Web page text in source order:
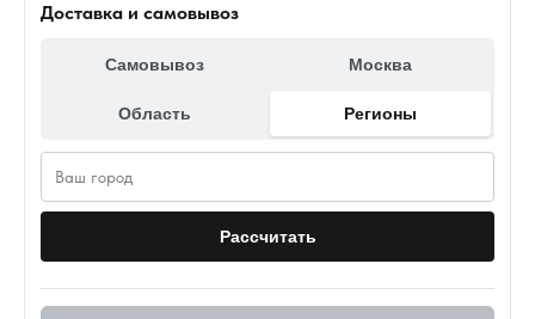
Доставка и самовывоз
Самовывоз Москва
Область Регионы
Рассчитать